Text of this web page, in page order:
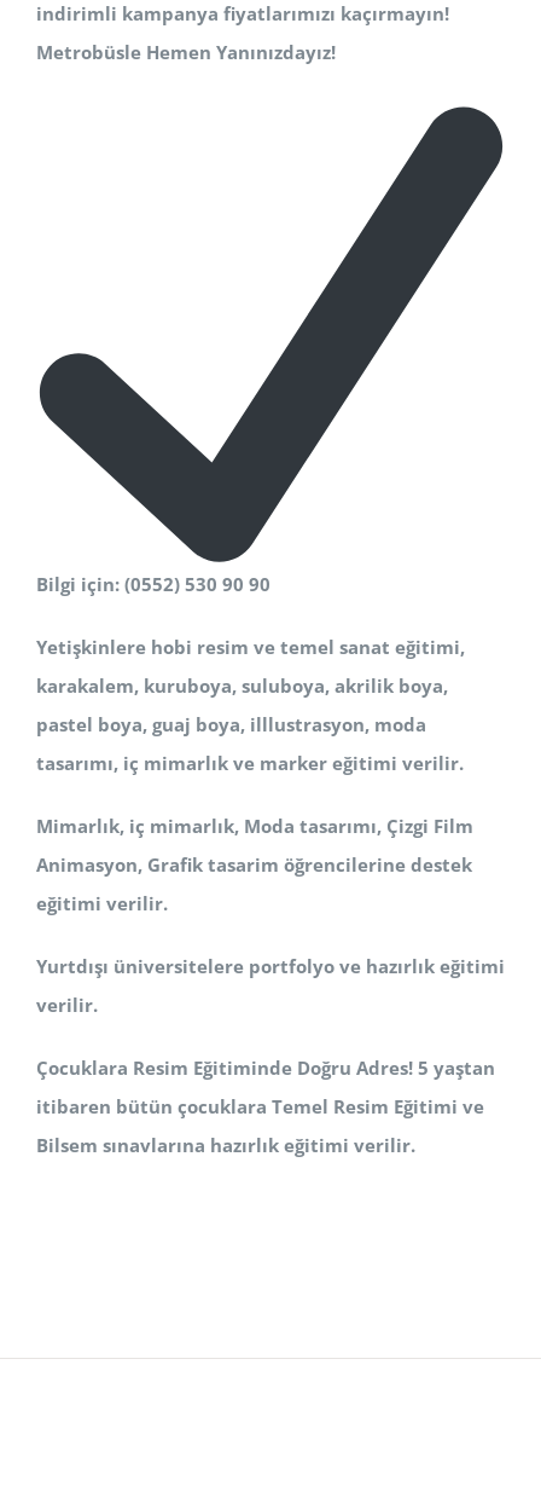
indirimli kampanya fiyatlarımızı kaçırmayın!
Metrobüsle Hemen Yanınızdayız!
Bilgi için: (0552) 530 90 90
Yetişkinlere hobi resim ve temel sanat eğitimi,
karakalem, kuruboya, suluboya, akrilik boya,
pastel boya, guaj boya, illlustrasyon, moda
tasarımı, iç mimarlık ve marker eğitimi verilir.
Mimarlık, iç mimarlık, Moda tasarımı, Çizgi Film
Animasyon, Grafik tasarim öğrencilerine destek
eğitimi verilir.
Yurtdışı üniversitelere portfolyo ve hazırlık eğitimi
verilir.
Çocuklara Resim Eğitiminde Doğru Adres! 5 yaştan
itibaren bütün çocuklara Temel Resim Eğitimi ve
Bilsem sınavlarına hazırlık eğitimi verilir.